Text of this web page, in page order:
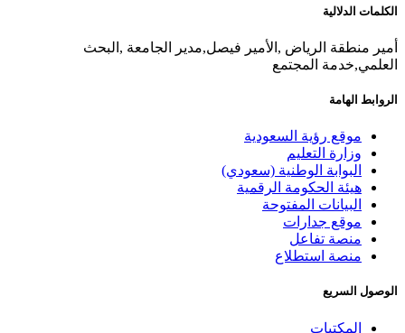
الكلمات الدلالية
أمير منطقة الرياض ,الأمير فيصل,مدير الجامعة ,البحث
العلمي,خدمة المجتمع
الروابط الهامة
موقع رؤية السعودية
وزارة التعليم
البوابة الوطنية (سعودي)
هيئة الحكومة الرقمية
البيانات المفتوحة
موقع جدارات
منصة تفاعل
منصة استطلاع
الوصول السريع
المكتبات